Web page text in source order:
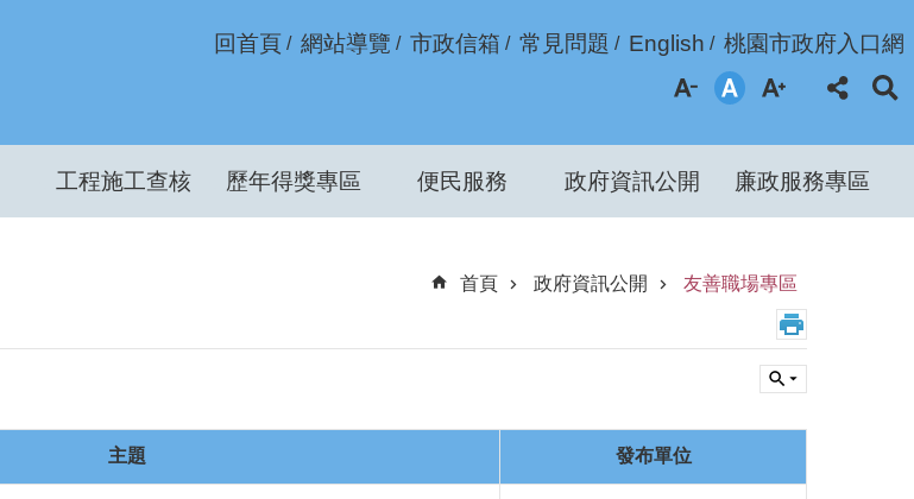
回首頁 網站導覽 市政信箱 常見問題 English 桃園市政府入口網
工程施工查核 歷年得獎專區 便民服務 政府資訊公開 廉政服務專區
首頁
政府資訊公開 友善職場專區
主題 發布單位